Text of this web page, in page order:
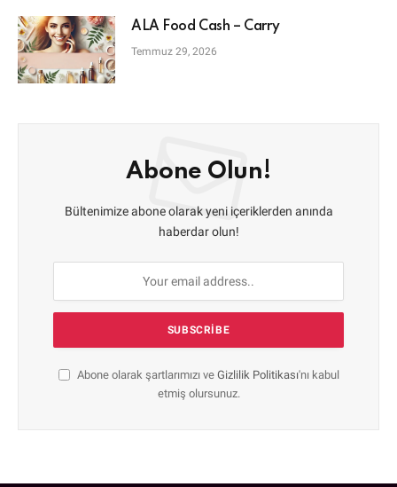
ALA Food Cash – Carry
Temmuz 29, 2026
Abone Olun!
Bültenimize abone olarak yeni içeriklerden anında
haberdar olun!
Abone olarak şartlarımızı ve Gizlilik Politikası'nı kabul
etmiş olursunuz.